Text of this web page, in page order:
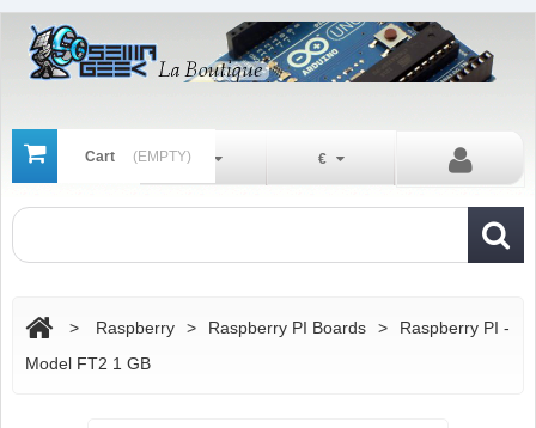
Cart (EMPTY) €
En
> Raspberry > Raspberry PI Boards >
Raspberry PI -
Model FT2 1 GB